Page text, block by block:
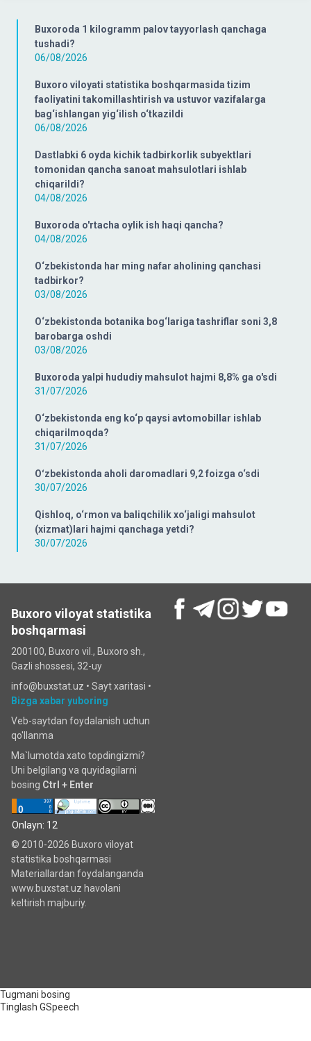
Buxoroda 1 kilogramm palov tayyorlash qanchaga
tushadi?
06/08/2026
Buxoro viloyati statistika boshqarmasida tizim
faoliyatini takomillashtirish va ustuvor vazifalarga
bag‘ishlangan yig‘ilish o‘tkazildi
06/08/2026
Dastlabki 6 oyda kichik tadbirkorlik subyektlari
tomonidan qancha sanoat mahsulotlari ishlab
chiqarildi?
04/08/2026
Buxoroda o'rtacha oylik ish haqi qancha?
04/08/2026
O‘zbekistonda har ming nafar aholining qanchasi
tadbirkor?
03/08/2026
O‘zbekistonda botanika bog‘lariga tashriflar soni 3,8
barobarga oshdi
03/08/2026
Buxoroda yalpi hududiy mahsulot hajmi 8,8% ga o'sdi
31/07/2026
O‘zbekistonda eng ko‘p qaysi avtomobillar ishlab
chiqarilmoqda?
31/07/2026
Oʻzbekistonda aholi daromadlari 9,2 foizga o‘sdi
30/07/2026
Qishloq, o‘rmon va baliqchilik xo‘jaligi mahsulot
(xizmat)lari hajmi qanchaga yetdi?
30/07/2026
Buxoro viloyat statistika
boshqarmasi
200100, Buxoro vil., Buxoro sh.,
Gazli shossesi, 32-uy
info@buxstat.uz • Sayt xaritasi •
Bizga xabar yuboring
Veb-saytdan foydalanish uchun
qo'llanma
Ma`lumotda xato topdingizmi?
Uni belgilang va quyidagilarni
bosing Ctrl + Enter
Onlayn: 12
© 2010-2026 Buxoro viloyat
statistika boshqarmasi
Materiallardan foydalanganda
www.buxstat.uz havolani
keltirish majburiy.
Tugmani bosing
Tinglash GSpeech